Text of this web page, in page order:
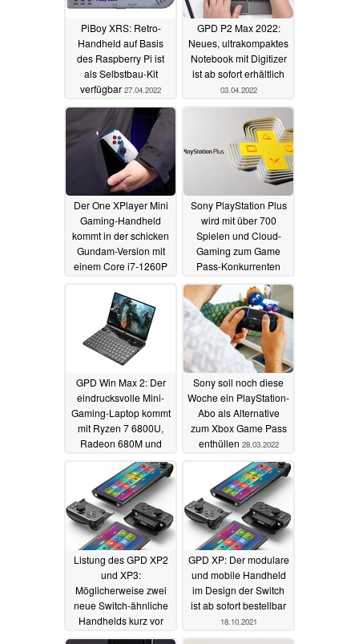
PiBoy XRS: Retro-
Handheld auf Basis
des Raspberry Pi ist
als Selbstbau-Kit
verfügbar 27.04.2022
GPD P2 Max 2022:
Neues, ultrakompaktes
Notebook mit Digitizer
ist ab sofort erhältlich
03.04.2022
Der One XPlayer Mini
Gaming-Handheld
kommt in der schicken
Gundam-Version mit
einem Core i7-1260P
Sony PlayStation Plus
wird mit über 700
Spielen und Cloud-
Gaming zum Game
Pass-Konkurrenten
29.03.2022
GPD Win Max 2: Der
eindrucksvolle Mini-
Gaming-Laptop kommt
mit Ryzen 7 6800U,
Radeon 680M und
29.03.2022
Sony soll noch diese
Woche ein PlayStation-
Abo als Alternative
zum Xbox Game Pass
enthüllen 28.03.2022
Listung des GPD XP2
und XP3:
Möglicherweise zwei
neue Switch-ähnliche
Handhelds kurz vor
Launch22.11.2021
GPD XP: Der modulare
und mobile Handheld
im Design der Switch
ist ab sofort bestellbar
18.10.2021